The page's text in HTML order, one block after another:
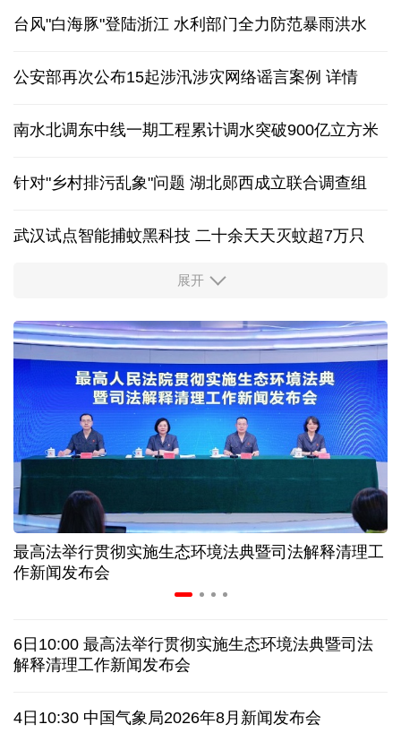
台风"白海豚"登陆浙江 水利部门全力防范暴雨洪水
公安部再次公布15起涉汛涉灾网络谣言案例 详情
南水北调东中线一期工程累计调水突破900亿立方米
针对"乡村排污乱象"问题 湖北郧西成立联合调查组
武汉试点智能捕蚊黑科技 二十余天天灭蚊超7万只
从中国空调热销欧洲，看中国制造惠及全球
非必要不乱花 医保个人账户里的钱如何用在刀刃上
"校园贷"换上"新马甲" 警惕暑假期间网络消费陷阱
2026暑期档票房破85亿 已连续30天单日票房破亿
生猪养殖户有了兜底的保障 这份收入险"新"在哪里
手机APP广告"乱跳转" 成了"数字牛皮癣" 专家建议
俄驻日大使:日本推翻"无核三原则"将招致邻国反制
俄国防部:拦截285架乌克兰无人机并对乌发动空袭
展开
最高法举行贯彻实施生态环境法典暨司法解释清理工
作新闻发布会
6日10:00 最高法举行贯彻实施生态环境法典暨司法
解释清理工作新闻发布会
4日10:30 中国气象局2026年8月新闻发布会